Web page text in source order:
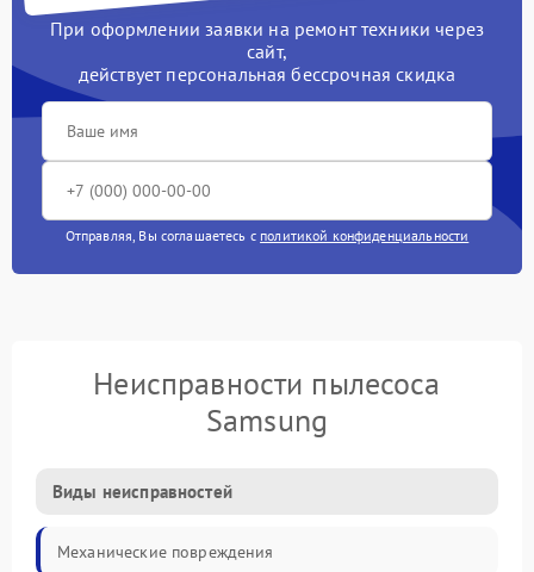
При оформлении заявки на ремонт техники через
сайт,
действует персональная бессрочная скидка
Отправляя, Вы соглашаетесь с политикой конфиденциальности
Неисправности пылесоса
Samsung
Виды неисправностей
Механические повреждения